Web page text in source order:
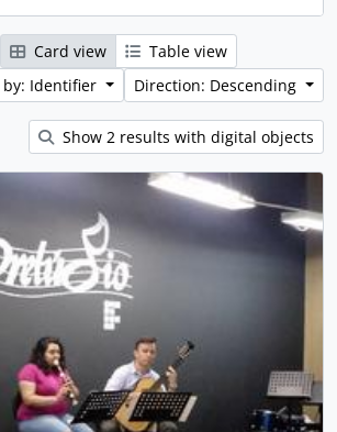
Card view
Table view
by: Identifier
Direction: Descending
Show 2 results with digital objects